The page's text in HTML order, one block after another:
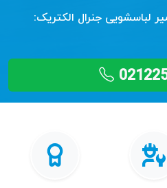
لباسشویی جنرال الکتریک: